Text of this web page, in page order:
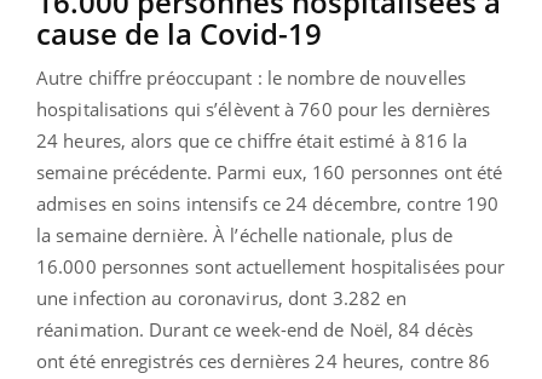
cause de la Covid-19
Autre chiffre préoccupant : le nombre de nouvelles
hospitalisations qui s’élèvent à 760 pour les dernières
24 heures, alors que ce chiffre était estimé à 816 la
semaine précédente. Parmi eux, 160 personnes ont été
admises en soins intensifs ce 24 décembre, contre 190
la semaine dernière. À l’échelle nationale, plus de
16.000 personnes sont actuellement hospitalisées pour
une infection au coronavirus, dont 3.282 en
réanimation. Durant ce week-end de Noël, 84 décès
ont été enregistrés ces dernières 24 heures, contre 86